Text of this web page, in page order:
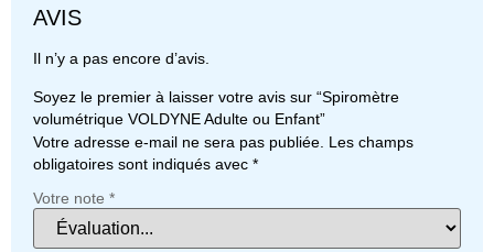
AVIS
Il n’y a pas encore d’avis.
Soyez le premier à laisser votre avis sur “Spiromètre
volumétrique VOLDYNE Adulte ou Enfant”
Votre adresse e-mail ne sera pas publiée. Les champs
obligatoires sont indiqués avec *
Votre note *